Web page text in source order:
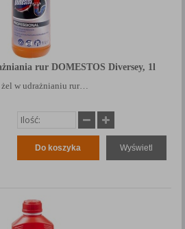
rur DOMESTOS Diversey, 1l
w udrażnianiu rur…
Do koszyka Wyświetl